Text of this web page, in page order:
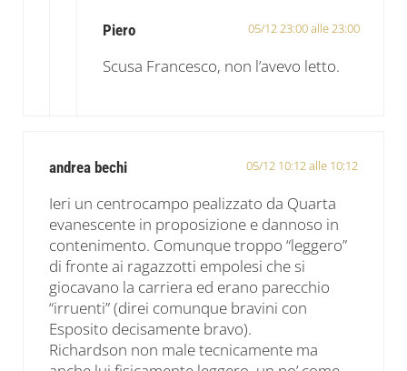
Piero 05/12 23:00 alle 23:00
Scusa Francesco, non l’avevo letto.
andrea bechi 05/12 10:12 alle 10:12
Ieri un centrocampo pealizzato da Quarta
evanescente in proposizione e dannoso in
contenimento. Comunque troppo “leggero”
di fronte ai ragazzotti empolesi che si
giocavano la carriera ed erano parecchio
“irruenti” (direi comunque bravini con
Esposito decisamente bravo).
Richardson non male tecnicamente ma